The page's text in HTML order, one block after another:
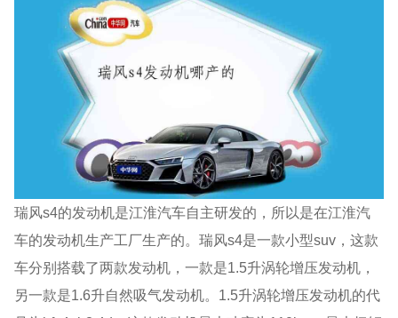
瑞风s4的发动机是江淮汽车自主研发的，所以是在江淮汽
车的发动机生产工厂生产的。瑞风s4是一款小型suv，这款
车分别搭载了两款发动机，一款是1.5升涡轮增压发动机，
另一款是1.6升自然吸气发动机。1.5升涡轮增压发动机的代